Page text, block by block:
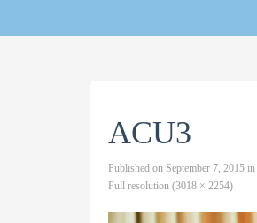
ACU3
Published on September 7, 2015 in
Full resolution (3018 × 2254)